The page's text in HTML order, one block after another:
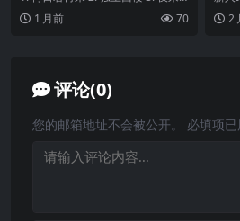
香 4. 忘记他 5. 千言万语 6...
1 月前 70
《
2
评论(0)
您的邮箱地址不会被公开。 必填项已